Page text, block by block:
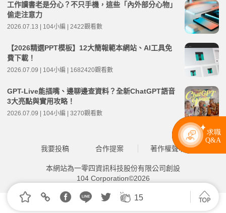
15
工作讀書老是分心？不只手機，這些「內外部分心物」
偷走注意力
2026.07.13 | 104小編 | 2422觀看數
【2026精選PPT模板】12大簡報範本網站、AI工具免
費下載！
2026.07.09 | 104小編 | 1682420觀看數
GPT-Live能插嘴、邊聊邊查資料？全新ChatGPT語音
3大亮點與實用攻略！
2026.07.09 | 104小編 | 3270觀看數
我要投稿 合作提案 著作權聲明
本網站為一零四資訊科技股份有限公司創設
104 Corporation©2026